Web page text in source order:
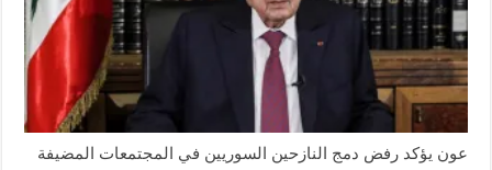
عون يؤكد رفض دمج النازحين السوريين في المجتمعات المضيفة